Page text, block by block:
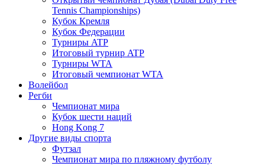
Tennis Championships)
Кубок Кремля
Кубок Федерации
Турниры ATP
Итоговый турнир ATP
Турниры WTA
Итоговый чемпионат WTA
Волейбол
Регби
Чемпионат мира
Кубок шести наций
Hong Kong 7
Другие виды спорта
Футзал
Чемпионат мира по пляжному футболу